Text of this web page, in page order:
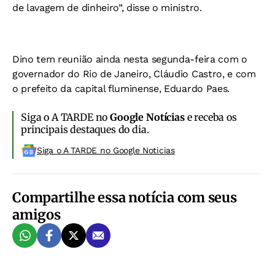
de lavagem de dinheiro”, disse o ministro.
Dino tem reunião ainda nesta segunda-feira com o
governador do Rio de Janeiro, Cláudio Castro, e com
o prefeito da capital fluminense, Eduardo Paes.
Siga o A TARDE noGoogle Notíciase receba os
principais destaques do dia.
Siga o A TARDE no Google Noticias
Compartilhe essa notícia com seus
amigos